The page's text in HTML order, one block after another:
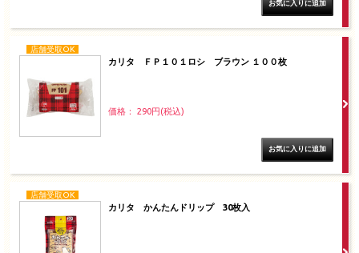
店舗受取OK
カリタ ＦＰ１０１ロシ ブラウン １００枚
価格： 290円(税込)
店舗受取OK
カリタ かんたんドリップ 30枚入